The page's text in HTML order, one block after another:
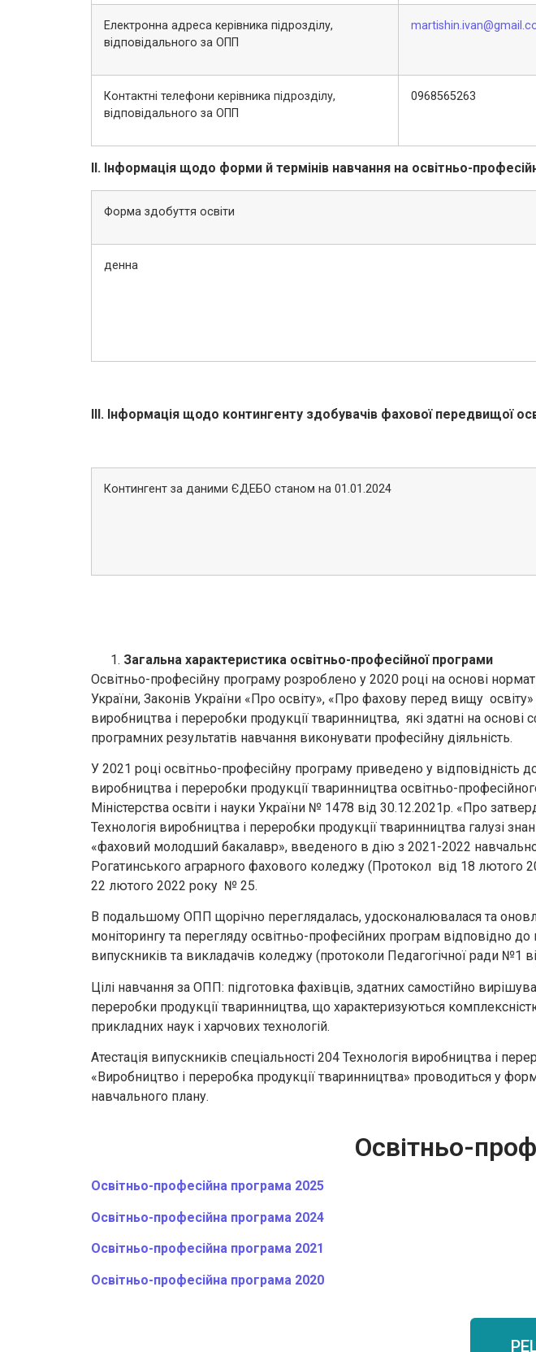
Електронна адреса керівника підрозділу,
відповідального за ОПП
Контактні телефони керівника підрозділу,
відповідального за ОПП
0968565263
ІІ. Інформація щодо форми й термінів навчання на освітньо-
Форма здобуття освіти
денна
ІІІ. Інформація щодо контингенту здобувачів фахової передвищої
Контингент за даними ЄДЕБО станом на 01.01.2024
Загальна характеристика освітньо-професійної програми
Освітньо-професійну програму розроблено у 2020 році на основі
України, Законів України «Про освіту», «Про фахову перед вищу
виробництва і переробки продукції тваринництва, які здатні на
програмних результатів навчання виконувати професійну діяльність.
У 2021 році освітньо-професійну програму приведено у відповідність
виробництва і переробки продукції тваринництва освітньо-
Міністерства освіти і науки України № 1478 від 30.12.2021р. «Про
Технологія виробництва і переробки продукції тваринництва галузі
«фаховий молодший бакалавр», введеного в дію з 2021-2022
Рогатинського аграрного фахового коледжу (Протокол від 18
22 лютого 2022 року № 25.
В подальшому ОПП щорічно переглядалась, удосконалювалася та
моніторингу та перегляду освітньо-професійних програм відповідно
випускників та викладачів коледжу (протоколи Педагогічної ради №1
Цілі навчання за ОПП: підготовка фахівців, здатних самостійно
переробки продукції тваринництва, що характеризуються
прикладних наук і харчових технологій.
Атестація випускників спеціальності 204 Технологія виробництва і
«Виробництво і переробка продукції тваринництва» проводиться у
навчального плану.
Освітньо-
Освітньо-професійна програма 2025
Освітньо-професійна програма 2024
Освітньо-професійна програма 2021
Освітньо-професійна програма 2020